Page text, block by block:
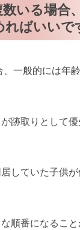
いる場合
ばいいで
一般的には年
跡取りとして
していた子供
順番になること